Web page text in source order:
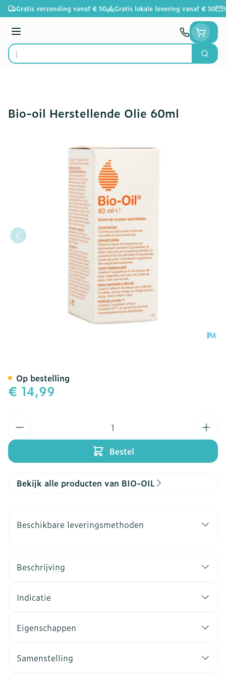
Ga naar de inhoud
Gratis verzending vanaf € 50 Gratis lokale levering vanaf € 50
Menu
Product, merk, categorie...
Zoek
Bio-oil Herstellende Olie 60ml
€ 14,99
Bestel
Op bestelling
Bekijk alle producten van BIO-OIL
Beschikbare leveringsmethoden
Beschrijving
Indicatie
Eigenschappen
Samenstelling